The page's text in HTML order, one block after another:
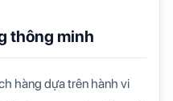
thông minh
hàng dựa trên hành vi